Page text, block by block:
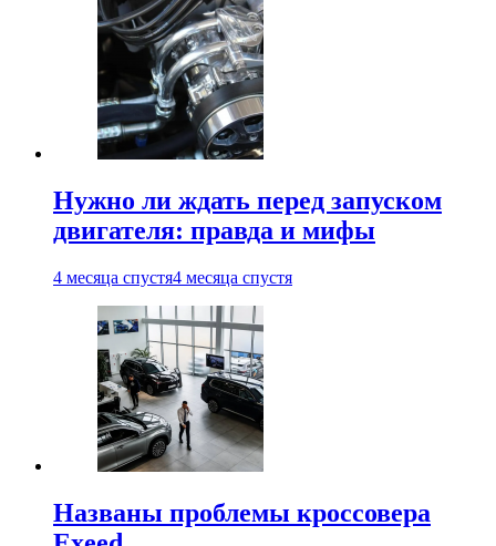
Нужно ли ждать перед запуском
двигателя: правда и мифы
4 месяца спустя4 месяца спустя
Названы проблемы кроссовера